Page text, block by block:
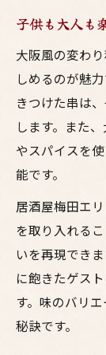
子供も大人も
大阪風の変わ
しめるのが魅
きつけた串は
します。また
やスパイスを
能です。
居酒屋梅田エ
を取り入れる
いを再現でき
に飽きたゲス
す。味のバリ
秘訣です。